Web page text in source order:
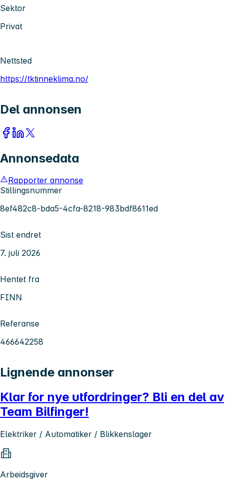
Sektor
Privat
Nettsted
https://tktinneklima.no/
Del annonsen
Annonsedata
Rapporter annonse
Stillingsnummer
8ef482c8-bda5-4cfa-8218-983bdf8611ed
Sist endret
7. juli 2026
Hentet fra
FINN
Referanse
466642258
Lignende annonser
Klar for nye utfordringer? Bli en del av
Team Bilfinger!
Elektriker / Automatiker / Blikkenslager
Arbeidsgiver